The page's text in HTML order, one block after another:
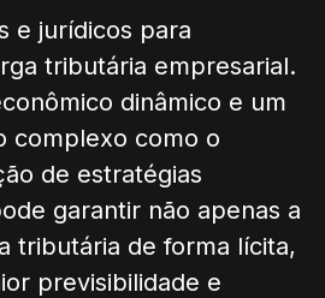
e jurídicos para
tributária empresarial.
dinâmico e um
complexo como o
de estratégias
garantir não apenas a
tributária de forma lícita,
previsibilidade e